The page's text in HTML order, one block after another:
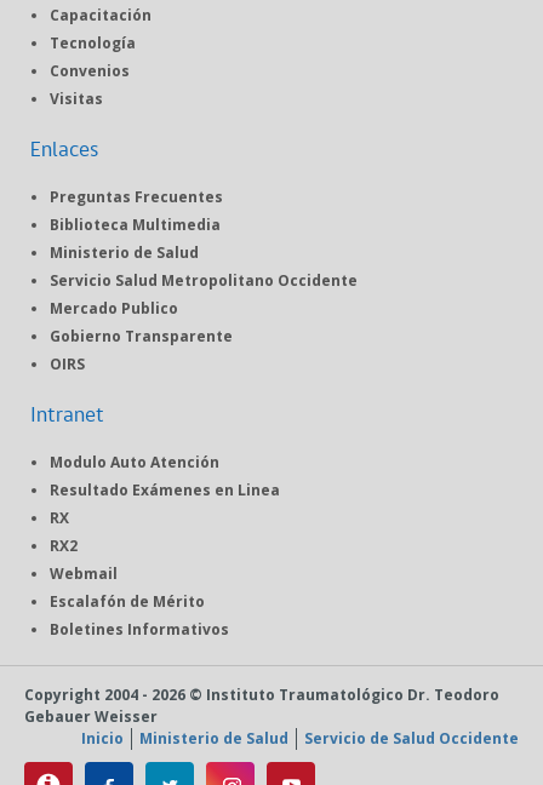
Capacitación
Tecnología
Convenios
Visitas
Enlaces
Preguntas Frecuentes
Biblioteca Multimedia
Ministerio de Salud
Servicio Salud Metropolitano Occidente
Mercado Publico
Gobierno Transparente
OIRS
Intranet
Modulo Auto Atención
Resultado Exámenes en Linea
RX
RX2
Webmail
Escalafón de Mérito
Boletines Informativos
Copyright 2004 - 2026 © Instituto Traumatológico Dr. Teodoro
Gebauer Weisser
Inicio
Ministerio de Salud Servicio de Salud Occidente